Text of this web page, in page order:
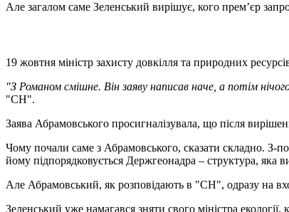
Але загалом саме Зеленський вирішує, кого прем’єр
19 жовтня міністр захисту довкілля та природних
"З Романом смішне. Він заяву написав наче, а потім
"СН".
Заява Абрамовського просигналізувала, що після
Чому почали саме з Абрамовського, сказати складно. З-
йому підпорядковується Держгеонадра – структура, яка
Але Абрамовський, як розповідають в "СН", одразу на
Зеленський уже намагався зняти свого міністра